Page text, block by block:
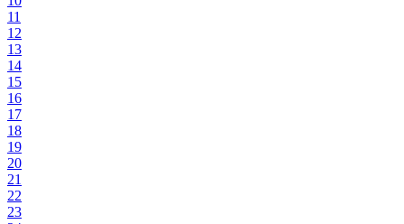
11
12
13
14
15
16
17
18
19
20
21
22
23